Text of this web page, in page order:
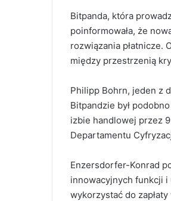
Bitpanda, która
poinformowała, że
rozwiązania płatnicze.
między przestrzenią
Philipp Bohrn, jeden z
Bitpandzie był
izbie handlowej przez
Departamentu
Enzersdorfer-Konrad
innowacyjnych funkcji i
wykorzystać do